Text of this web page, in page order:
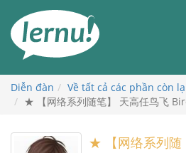
đến
phần
dung
Diễn đàn
Về tất cả các phần còn
★ 【网络系列随笔】 天高任鸟飞
★ 【网络系列随